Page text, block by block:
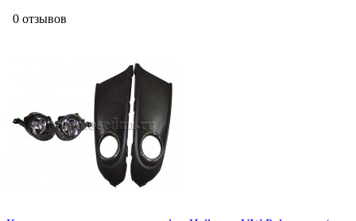
0 отзывов